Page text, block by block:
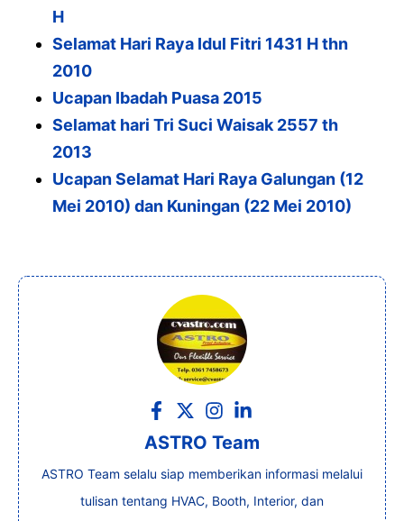
H
Selamat Hari Raya Idul Fitri 1431 H thn
2010
Ucapan Ibadah Puasa 2015
Selamat hari Tri Suci Waisak 2557 th
2013
Ucapan Selamat Hari Raya Galungan (12
Mei 2010) dan Kuningan (22 Mei 2010)
ASTRO Team
ASTRO Team selalu siap memberikan informasi melalui
tulisan tentang HVAC, Booth, Interior, dan